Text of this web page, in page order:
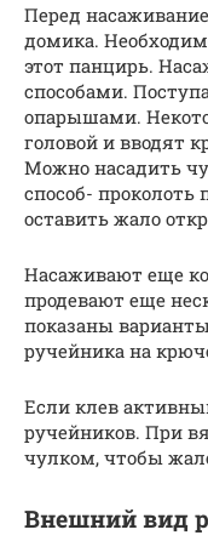
Перед
домика.
этот панцирь.
способами.
опарышами.
головой и вводят
Можно насадить
способ- проколоть
оставить жало
Насаживают еще
продевают еще
показаны
ручейника на
Если клев
ручейников. При
чулком, чтобы
Внешний вид